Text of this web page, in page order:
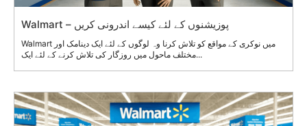
Walmart – پوزیشنوں کے لئے کیسے اندرونی کریں
Walmart میں نوکری کے مواقع کو تلاش کرنا وہ لوگوں کے لئے ایک دینامک اور
مختلف ماحول میں روزگار کی تلاش کرنے کے لئے ایک...